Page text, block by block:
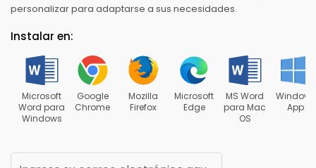
personalizar para adaptarse a sus necesidades.
Instalar en:
Microsoft
Word para
Windows
Google
Chrome
Mozilla
Firefox
Microsoft
Edge
MS Word
para Mac
OS
Windows
App